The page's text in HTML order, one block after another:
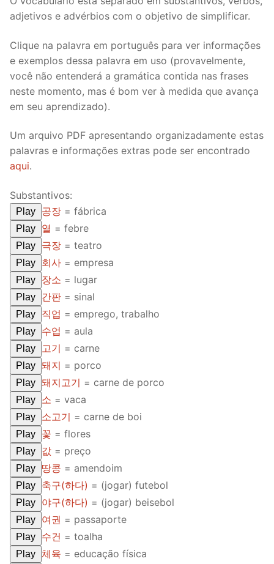
FAQ
Lesson list
Contact Us
adjetivos e advérbios com o objetivo de simplificar.
Clique na palavra em português para ver informações
e exemplos dessa palavra em uso (provavelmente,
você não entenderá a gramática contida nas frases
neste momento, mas é bom ver à medida que avança
em seu aprendizado).
Um arquivo PDF apresentando organizadamente estas
palavras e informações extras pode ser encontrado
aqui.
Substantivos:
Play 공장 = fábrica
Play 열 = febre
Play 극장 = teatro
Play 회사 = empresa
Play 장소 = lugar
Play 간판 = sinal
Play 직업 = emprego, trabalho
Play 수업 = aula
Play 고기 = carne
Play 돼지 = porco
Play 돼지고기 = carne de porco
Play 소 = vaca
Play 소고기 = carne de boi
Play 꽃 = flores
Play 값 = preço
Play 땅콩 = amendoim
Play 축구(하다) = (jogar) futebol
Play 야구(하다) = (jogar) beisebol
Play 여권 = passaporte
Play 수건 = toalha
Play 체육 = educação física